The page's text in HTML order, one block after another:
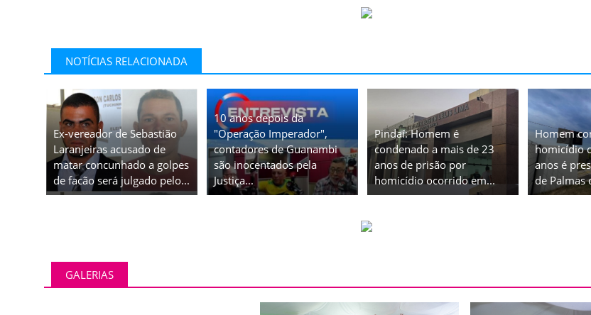
NOTÍCIAS RELACIONADA
Ex-vereador de Sebastião
Laranjeiras acusado de
matar concunhado a golpes
de facão será julgado pelo...
10 anos depois da
"Operação Imperador",
contadores de Guanambi
são inocentados pela
Justiça...
Pindaí: Homem é
condenado a mais de 23
anos de prisão por
homicídio ocorrido em...
Homem
homicídio
anos é
de Palmas
GALERIAS